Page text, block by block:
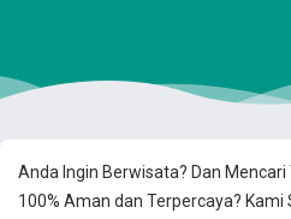
Anda Ingin Berwisata? Dan
100% Aman dan Terpercaya?